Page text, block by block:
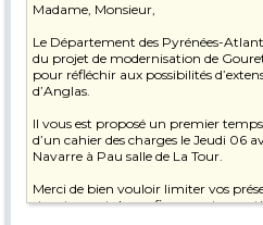
Madame, Monsieur,
Le Département des Pyrénées-
du projet de modernisation de
pour réfléchir aux possibilités
d’Anglas.
Il vous est proposé un premier
d’un cahier des charges le Jeudi 06
Navarre à Pau salle de La Tour.
Merci de bien vouloir limiter vos
structures et de confirmer votre